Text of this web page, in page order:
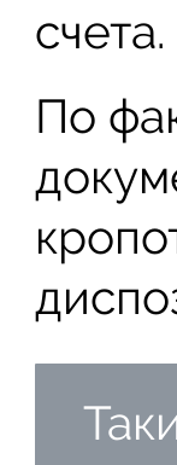
счета.
По